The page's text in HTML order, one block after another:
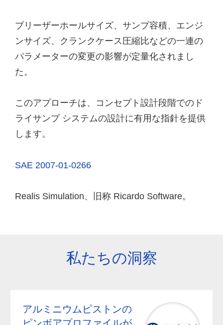
ブリーザーホールサイズ、サンプ容積、エンジ
ンサイズ、クランクケース圧縮比などの一連の
パラメーターの変更の影響が定量化されまし
た。
このアプローチは、コンセプト設計段階でのド
ライサンプ システムの設計に有用な指針を提供
します。
SAE 2007-01-0266
Realis Simulation、旧称 Ricardo Software。
私たちの洞察
アルミニウムピストンの